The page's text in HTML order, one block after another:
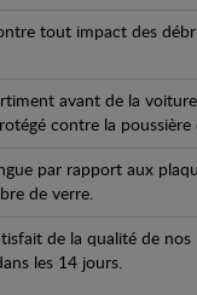
tout impact des
avant de la
contre la poussière
par rapport aux
de verre.
de la qualité de
les 14 jours.